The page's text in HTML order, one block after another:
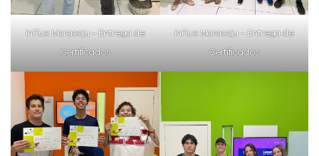
inFlux Maracaju – Entrega de
Certificados
inFlux Maracaju – Entrega de
Certificados